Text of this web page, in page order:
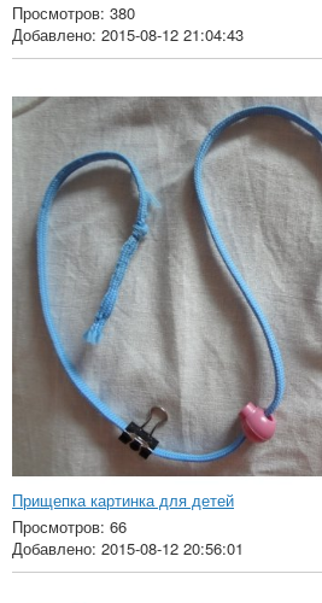
Просмотров: 380
Добавлено: 2015-08-12 21:04:43
Прищепка картинка для детей
Просмотров: 66
Добавлено: 2015-08-12 20:56:01